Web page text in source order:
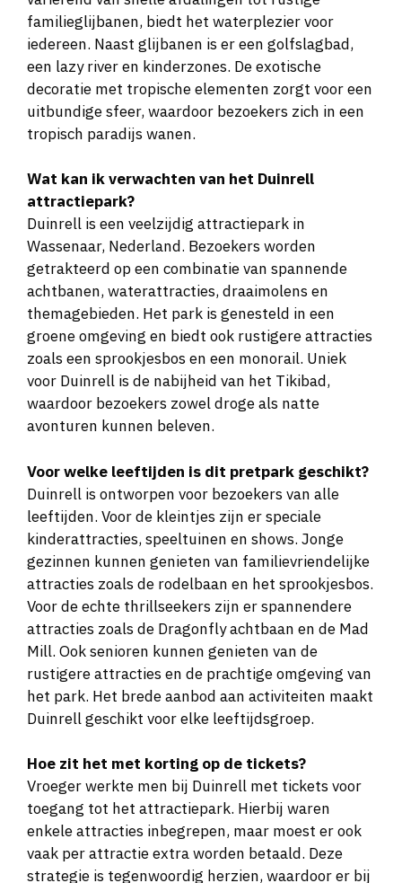
familieglijbanen, biedt het waterplezier voor
iedereen. Naast glijbanen is er een golfslagbad,
een lazy river en kinderzones. De exotische
decoratie met tropische elementen zorgt voor een
uitbundige sfeer, waardoor bezoekers zich in een
tropisch paradijs wanen.
Wat kan ik verwachten van het Duinrell
attractiepark?
Duinrell is een veelzijdig attractiepark in
Wassenaar, Nederland. Bezoekers worden
getrakteerd op een combinatie van spannende
achtbanen, waterattracties, draaimolens en
themagebieden. Het park is genesteld in een
groene omgeving en biedt ook rustigere attracties
zoals een sprookjesbos en een monorail. Uniek
voor Duinrell is de nabijheid van het Tikibad,
waardoor bezoekers zowel droge als natte
avonturen kunnen beleven.
Voor welke leeftijden is dit pretpark geschikt?
Duinrell is ontworpen voor bezoekers van alle
leeftijden. Voor de kleintjes zijn er speciale
kinderattracties, speeltuinen en shows. Jonge
gezinnen kunnen genieten van familievriendelijke
attracties zoals de rodelbaan en het sprookjesbos.
Voor de echte thrillseekers zijn er spannendere
attracties zoals de Dragonfly achtbaan en de Mad
Mill. Ook senioren kunnen genieten van de
rustigere attracties en de prachtige omgeving van
het park. Het brede aanbod aan activiteiten maakt
Duinrell geschikt voor elke leeftijdsgroep.
Hoe zit het met korting op de tickets?
Vroeger werkte men bij Duinrell met tickets voor
toegang tot het attractiepark. Hierbij waren
enkele attracties inbegrepen, maar moest er ook
vaak per attractie extra worden betaald. Deze
strategie is tegenwoordig herzien, waardoor er bij